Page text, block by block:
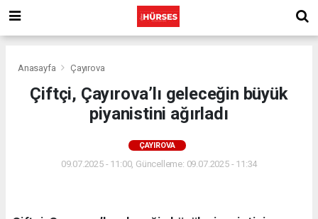
Anasayfa Çayırova
Çiftçi, Çayırova’lı geleceğin büyük
piyanistini ağırladı
ÇAYIROVA
09.07.2025 - 11:00, Güncelleme: 09.07.2025 - 11:34